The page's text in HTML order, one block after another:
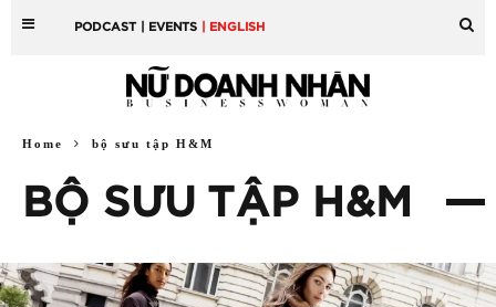
PODCAST | EVENTS | ENGLISH
Home bộ sưu tập H&M
BỘ SƯU TẬP H&M